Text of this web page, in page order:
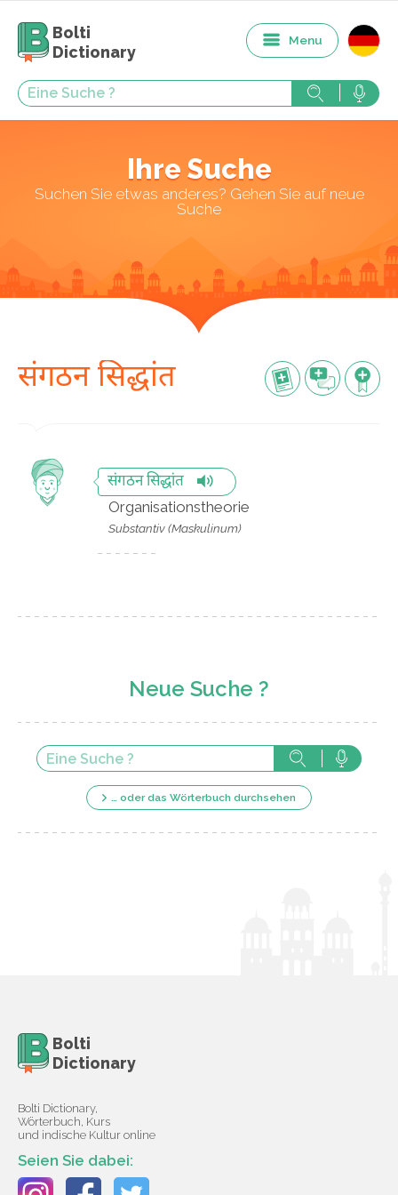
Bolti
Dictionary
Menu
Ihre Suche
Suchen Sie etwas anderes? Gehen Sie auf neue
Suche
संगठन सिद्धांत
संगठन सिद्धांत
Organisationstheorie
Substantiv (Maskulinum)
Neue Suche ?
… oder das Wörterbuch durchsehen
Bolti
Dictionary
Bolti Dictionary,
Wörterbuch, Kurs
und indische Kultur online
Seien Sie dabei: